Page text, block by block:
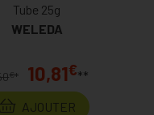
Tube 25g
WELEDA
€* 10,81€**
AJOUTER